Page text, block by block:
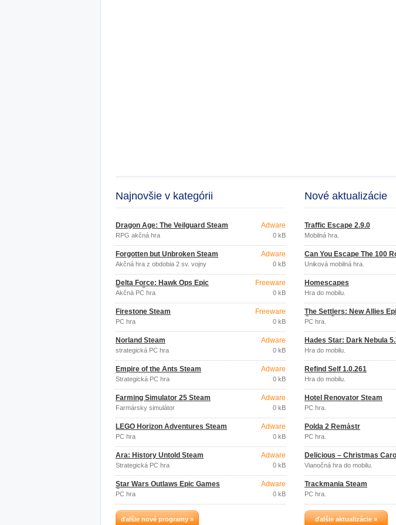
Najnovšie v kategórii
Dragon Age: The Veilguard Steam
RPG akčná hra
Adware
0 kB
Forgotten but Unbroken Steam
Akčná hra z obdobia 2 sv. vojny
Adware
0 kB
Delta Force: Hawk Ops Epic
Games Store
Akčná PC hra
Freeware
0 kB
Firestone Steam
PC hra
Freeware
0 kB
Norland Steam
strategická PC hra
Adware
0 kB
Empire of the Ants Steam
Strategická PC hra
Adware
0 kB
Farming Simulator 25 Steam
Farmársky simulátor
Adware
0 kB
LEGO Horizon Adventures Steam
PC hra
Adware
0 kB
Ara: History Untold Steam
Strategická PC hra
Adware
0 kB
Star Wars Outlaws Epic Games
Store
PC hra
Adware
0 kB
ďalšie nové programy »
Nové aktualizácie
Traffic Escape 2.9.0
Mobilná hra.
Can You Escape The 100
Úniková mobilná hra.
Homescapes
Hra do mobilu.
The Settlers: New Allies
Games Store
PC hra.
Hades Star: Dark Nebula
Hra do mobilu.
Refind Self 1.0.261
Hra do mobilu.
Hotel Renovator Steam
PC hra.
Polda 2 Remástr
PC hra.
Delicious – Christmas
Vianočná hra do mobilu.
Trackmania Steam
PC hra.
ďalšie aktualizácie »